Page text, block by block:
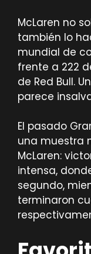
McLaren no
también lo
mundial de
frente a 222
de Red Bull.
parece
El pasado
una muestra
McLaren:
intensa,
segundo,
terminaron